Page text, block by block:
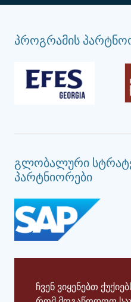
პროგრამის
გლობალური
პარტნიორები
ჩვენ ვიყენებთ